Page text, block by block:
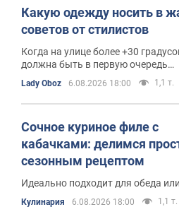
Какую одежду носить в
советов от стилистов
Когда на улице более +30
должна быть в первую очередь
Lady Oboz 6.08.2026 18:00 1,1 т.
Сочное куриное филе с
кабачками: делимся
сезонным рецептом
Идеально подходит для обеда
Кулинария 6.08.2026 18:00 1,1 т.